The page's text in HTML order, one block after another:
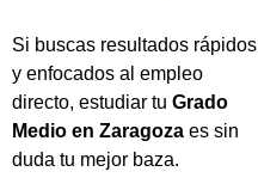
Si buscas resultados rápidos
y enfocados al empleo
directo, estudiar tu Grado
Medio en Zaragoza es sin
duda tu mejor baza.